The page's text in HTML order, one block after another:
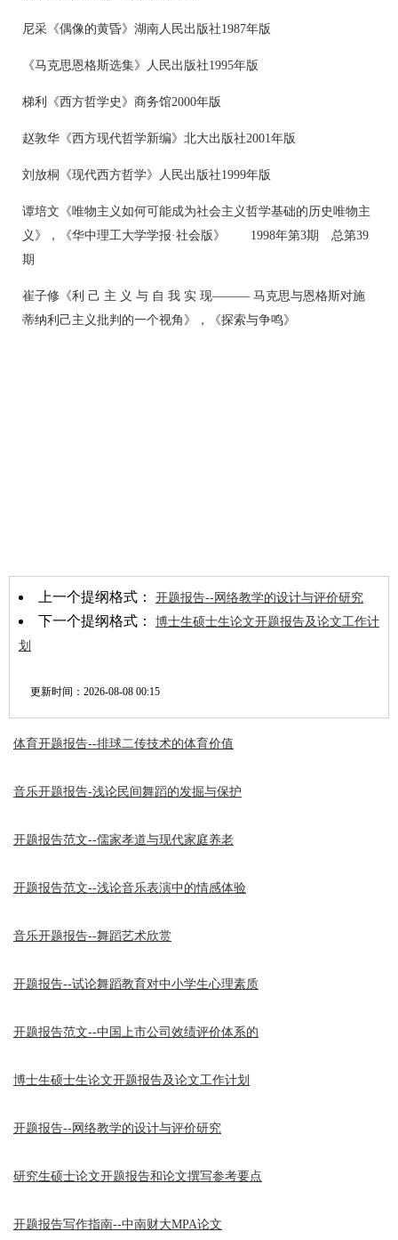
尼采《偶像的黄昏》湖南人民出版社1987年版
《马克思恩格斯选集》人民出版社1995年版
梯利《西方哲学史》商务馆2000年版
赵敦华《西方现代哲学新编》北大出版社2001年版
刘放桐《现代西方哲学》人民出版社1999年版
谭培文《唯物主义如何可能成为社会主义哲学基础的历史唯物主
义》，《华中理工大学学报·社会版》 1998年第3期 总第39
期
崔子修《利 己 主 义 与 自 我 实 现——— 马克思与恩格斯对施
蒂纳利己主义批判的一个视角》，《探索与争鸣》
上一个提纲格式： 开题报告--网络教学的设计与评价研究
下一个提纲格式： 博士生硕士生论文开题报告及论文工作计
划
更新时间： 2026-08-08 00:15
体育开题报告--排球二传技术的体育价值
音乐开题报告-浅论民间舞蹈的发掘与保护
开题报告范文--儒家孝道与现代家庭养老
开题报告范文--浅论音乐表演中的情感体验
音乐开题报告--舞蹈艺术欣赏
开题报告--试论舞蹈教育对中小学生心理素质
开题报告范文--中国上市公司效绩评价体系的
博士生硕士生论文开题报告及论文工作计划
开题报告--网络教学的设计与评价研究
研究生硕士论文开题报告和论文撰写参考要点
开题报告写作指南--中南财大MPA论文